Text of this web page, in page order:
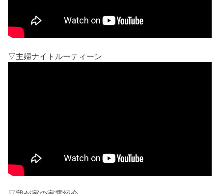
▽主婦ナイトルーティーン